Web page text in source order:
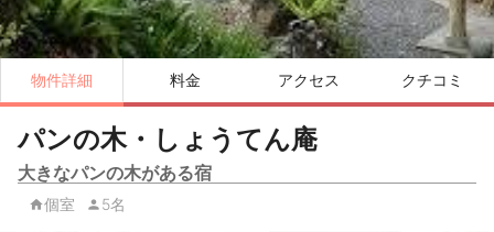
物件詳細 料金 アクセス クチコミ
パンの木・しょうてん庵
大きなパンの木がある宿
個室 5名